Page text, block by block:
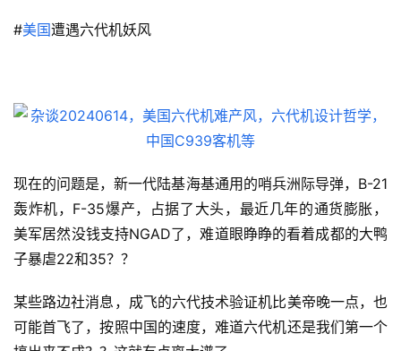
#美国遭遇六代机妖风
现在的问题是，新一代陆基海基通用的哨兵洲际导弹，B-21
轰炸机，F-35爆产，占据了大头，最近几年的通货膨胀，
美军居然没钱支持NGAD了，难道眼睁睁的看着成都的大鸭
子暴虐22和35？？
某些路边社消息，成飞的六代技术验证机比美帝晚一点，也
可能首飞了，按照中国的速度，难道六代机还是我们第一个